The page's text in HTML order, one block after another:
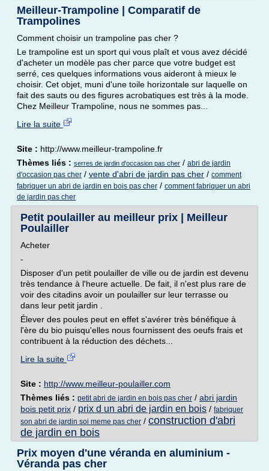
Meilleur-Trampoline | Comparatif de
Trampolines
Comment choisir un trampoline pas cher ?
Le trampoline est un sport qui vous plaît et vous avez décidé
d'acheter un modèle pas cher parce que votre budget est
serré, ces quelques informations vous aideront à mieux le
choisir. Cet objet, muni d'une toile horizontale sur laquelle on
fait des sauts ou des figures acrobatiques est très à la mode.
Chez Meilleur Trampoline, nous ne sommes pas...
Lire la suite
Site : http://www.meilleur-trampoline.fr
Thèmes liés : serres de jardin d'occasion pas cher / abri de jardin
d'occasion pas cher / vente d'abri de jardin pas cher / comment
fabriquer un abri de jardin en bois pas cher / comment fabriquer un abri
de jardin pas cher
Petit poulailler au meilleur prix | Meilleur
Poulailler
Acheter
-
Disposer d'un petit poulailler de ville ou de jardin est devenu
très tendance à l'heure actuelle. De fait, il n'est plus rare de
voir des citadins avoir un poulailler sur leur terrasse ou
dans leur petit jardin .
Élever des poules peut en effet s'avérer très bénéfique à
l'ère du bio puisqu'elles nous fournissent des oeufs frais et
contribuent à la réduction des déchets...
Lire la suite
Site : http://www.meilleur-poulailler.com
Thèmes liés : petit abri de jardin en bois pas cher / abri jardin
bois petit prix / prix d un abri de jardin en bois / fabriquer
son abri de jardin soi meme pas cher / construction d'abri
de jardin en bois
Prix moyen d'une véranda en aluminium -
Véranda pas cher